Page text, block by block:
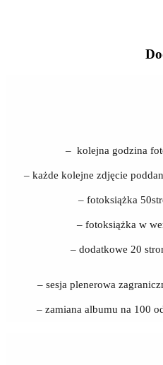
– kolejna godzina
– każde kolejne zdjęcie
– fotoksiążka
– fotoksiążka w
– dodatkowe 20
– sesja plenerowa
– zamiana albumu na 100